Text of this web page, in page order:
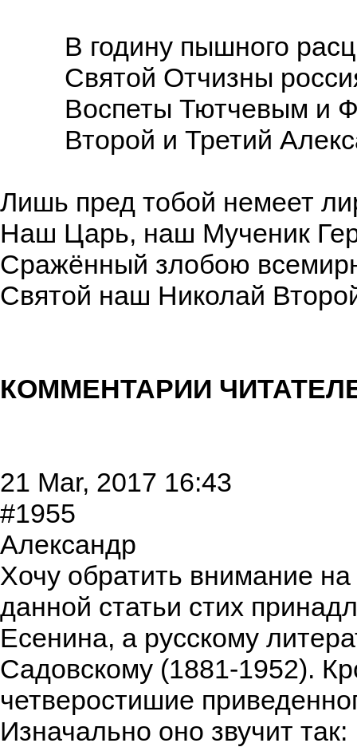
В годину пышного
Святой Отчизны
Воспеты Тютчевым и
Второй и Третий
Лишь пред тобой немеет
Наш Царь, наш Мученик
Сражённый злобою
Святой наш Николай
КОММЕНТАРИИ
21 Mar, 2017 16:43
#1955
Александр
Хочу обратить внимание
данной статьи стих
Есенина, а русскому
Садовскому (1881-1952).
четверостишие
Изначально оно звучит так: